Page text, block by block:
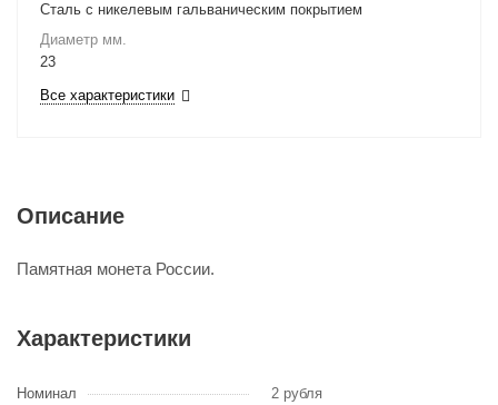
Сталь с никелевым гальваническим покрытием
Диаметр мм.
23
Все характеристики
Описание
Памятная монета России.
Характеристики
Номинал
2 рубля